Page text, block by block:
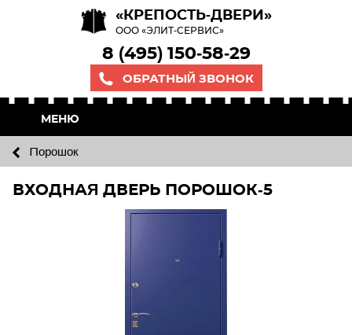
«КРЕПОСТЬ-ДВЕРИ»
ООО «ЭЛИТ-СЕРВИС»
8 (495) 150-58-29
ОБРАТНЫЙ ЗВОНОК
МЕНЮ
Порошок
ВХОДНАЯ ДВЕРЬ ПОРОШОК-5